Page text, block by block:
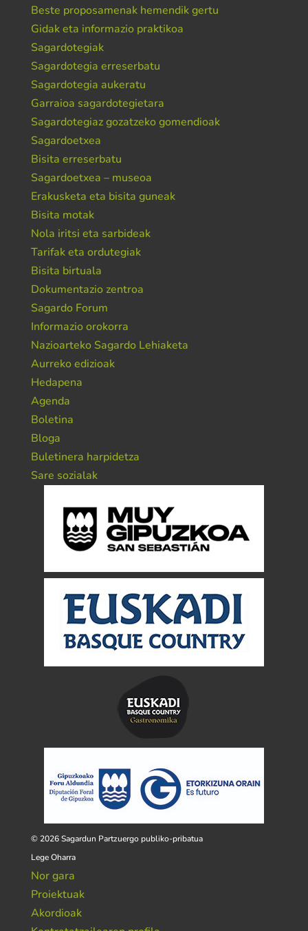
Beste proposamenak hemendik gertu
Gidak eta informazio praktikoa
Sagardotegiak
Sagardotegia erreserbatu
Sagardotegia aukeratu
Garraioa sagardotegietara
Sagardotegiaz gozatzeko gomendioak
Sagardoetxea
Bisita erreserbatu
Sagardoetxea – museoa
Erakusketa eta bisita guneak
Bisita motak
Nola iritsi eta sarbideak
Tarifak eta ordutegiak
Bisita birtuala
Dokumentazio zentroa
Sagardo Forum
Informazio orokorra
Nazioarteko Sagardo Lehiaketa
Aurreko edizioak
Hedapena
Agenda
Boletina
Bloga
Buletinera harpidetza
Sare sozialak
© 2026 Sagardun Partzuergo publiko-pribatua
Lege Oharra
Nor gara
Proiektuak
Akordioak